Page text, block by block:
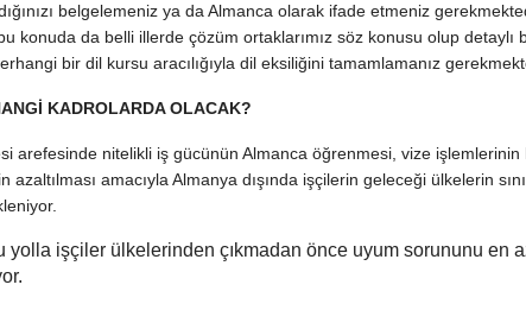
belgelemeniz ya da Almanca olarak ifade etmeniz
konuda da belli illerde çözüm ortaklarımız söz konusu olup detaylı
bir dil kursu aracılığıyla dil eksiliğini tamamlamanız
KADROLARDA OLACAK?
arefesinde nitelikli iş gücünün Almanca öğrenmesi, vize işlemlerinin
amacıyla Almanya dışında işçilerin geleceği ülkelerin
yolla işçiler ülkelerinden çıkmadan önce uyum sorununu en